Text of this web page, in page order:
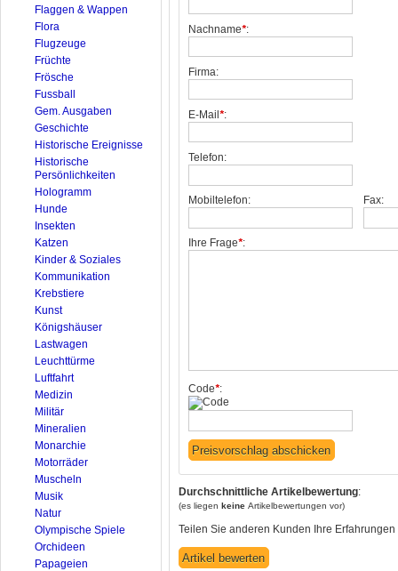
Nachname*:
Firma:
E-Mail*:
Telefon:
Mobiltelefon: Fax:
Ihre Frage*:
Code*:
Durchschnittliche Artikelbewertung:
(es liegen keine Artikelbewertungen vor)
Teilen Sie anderen Kunden Ihre Erfahrungen
Flaggen & Wappen
Flora
Flugzeuge
Früchte
Frösche
Fussball
Gem. Ausgaben
Geschichte
Historische Ereignisse
Historische
Persönlichkeiten
Hologramm
Hunde
Insekten
Katzen
Kinder & Soziales
Kommunikation
Krebstiere
Kunst
Königshäuser
Lastwagen
Leuchttürme
Luftfahrt
Medizin
Militär
Mineralien
Monarchie
Motorräder
Muscheln
Musik
Natur
Olympische Spiele
Orchideen
Papageien